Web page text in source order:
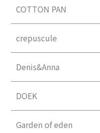
COTTON PAN
crepuscule
Denis&Anna
DOEK
Garden of eden